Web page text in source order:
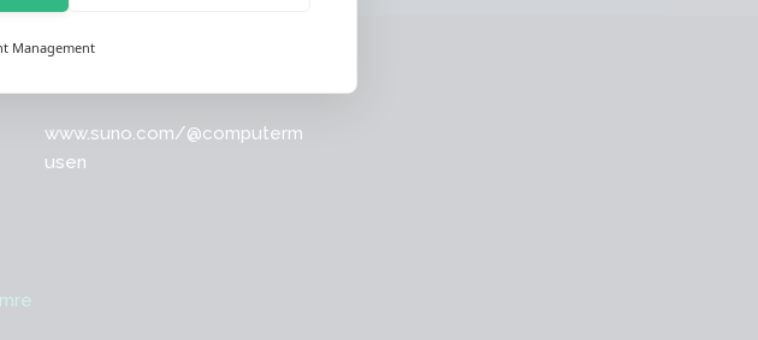
Kontakt
www.suno.com/@computerm
usen
Management